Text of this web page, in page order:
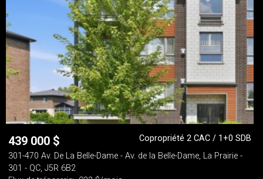
439 000 $
Copropriété 2 CAC / 1+0 SDB
301-470 Av. De La Belle-Dame - Av. de la Belle-Dame, La Prairie -
301 - QC, J5R 6B2